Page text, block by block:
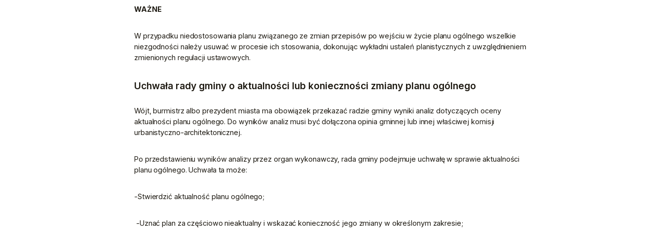
WAŻNE
W przypadku niedostosowania planu związanego ze zmian przepisów po wejściu w życie planu ogólnego wszelkie
niezgodności należy usuwać w procesie ich stosowania, dokonując wykładni ustaleń planistycznych z uwzględnieniem
zmienionych regulacji ustawowych.
Uchwała rady gminy o aktualności lub konieczności zmiany planu ogólnego
Wójt, burmistrz albo prezydent miasta ma obowiązek przekazać radzie gminy wyniki analiz dotyczących oceny
aktualności planu ogólnego. Do wyników analiz musi być dołączona opinia gminnej lub innej właściwej komisji
urbanistyczno-architektonicznej.
Po przedstawieniu wyników analizy przez organ wykonawczy, rada gminy podejmuje uchwałę w sprawie aktualności
planu ogólnego. Uchwała ta może:
-Stwierdzić aktualność planu ogólnego;
-Uznać plan za częściowo nieaktualny i wskazać konieczność jego zmiany w określonym zakresie;